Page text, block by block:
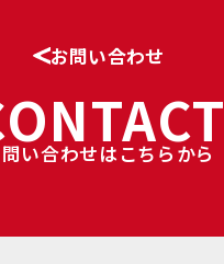
お問い合わせ
い合わせはこちらから